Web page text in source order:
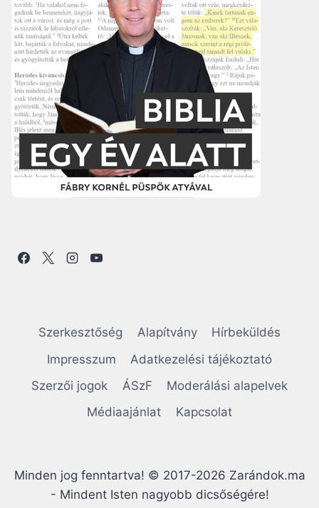
Szerkesztőség Alapítvány
Hírbeküldés
Impresszum
Adatkezelési tájékoztató
Szerzői jogok
ÁSzF
Moderálási alapelvek
Médiaajánlat
Kapcsolat
Minden jog fenntartva! © 2017-2026 Zarándok.ma
- Mindent Isten nagyobb dicsőségére!